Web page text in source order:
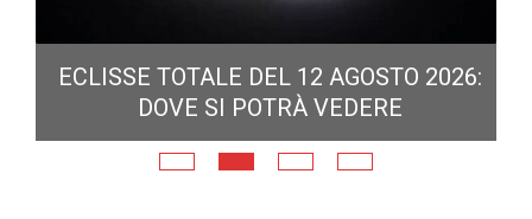
ECLISSE TOTALE DEL 12 AGOSTO 2026:
DOVE SI POTRÀ VEDERE